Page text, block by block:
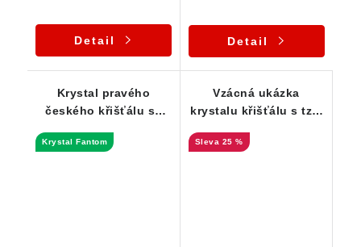
Detail Detail
Krystal pravého
českého křišťálu se
špicí
Krystal Fantom
Vzácná ukázka
krystalu křišťálu s tzv.
25 %